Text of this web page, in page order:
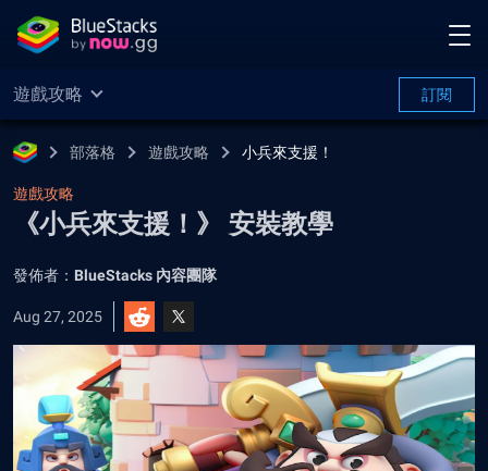
遊戲攻略 訂閱
部落格 遊戲攻略 小兵來支援！
遊戲攻略
《小兵來支援！》 安裝教學
發佈者： BlueStacks 內容團隊
Aug 27, 2025